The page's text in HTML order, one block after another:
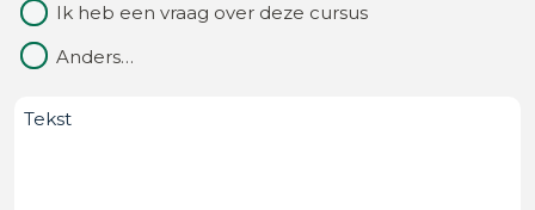
Ik heb een vraag over deze cursus
Anders…
Bericht